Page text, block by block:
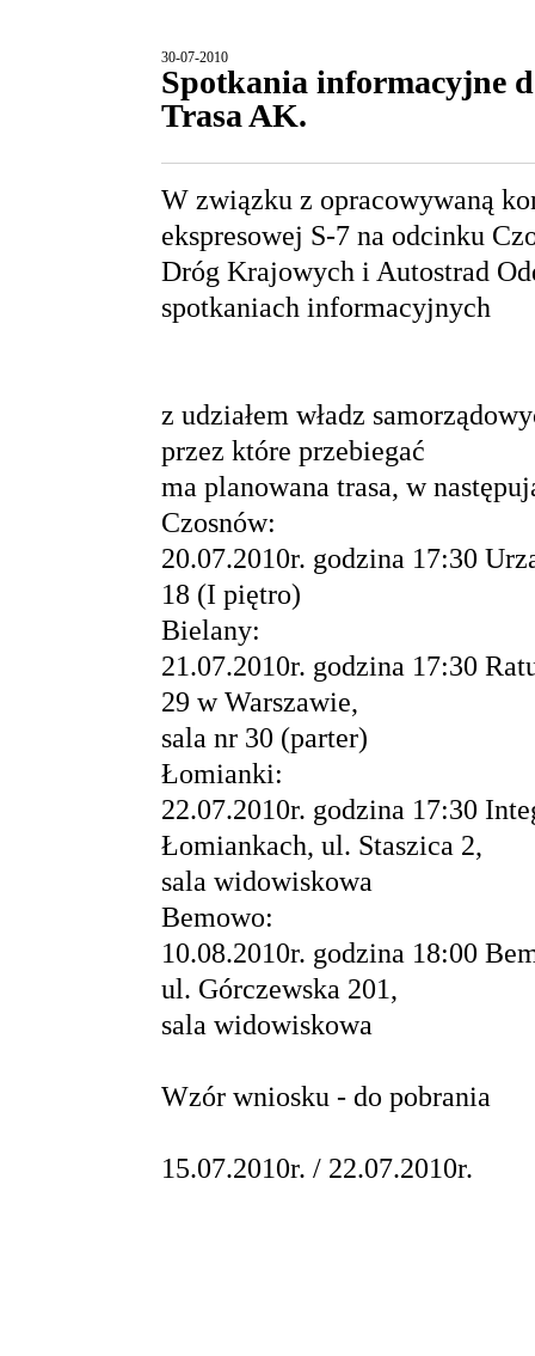
30-07-2010
Spotkania informacyjne
Trasa AK.
W związku z opracowywaną
ekspresowej S-7 na odcinku
Dróg Krajowych i Autostrad
spotkaniach informacyjnych
z udziałem władz
przez które przebiegać
ma planowana trasa, w
Czosnów:
20.07.2010r. godzina 17:30
18 (I piętro)
Bielany:
21.07.2010r. godzina 17:30
29 w Warszawie,
sala nr 30 (parter)
Łomianki:
22.07.2010r. godzina 17:30
Łomiankach, ul. Staszica 2,
sala widowiskowa
Bemowo:
10.08.2010r. godzina 18:00
ul. Górczewska 201,
sala widowiskowa
Wzór wniosku - do pobrania
15.07.2010r. / 22.07.2010r.